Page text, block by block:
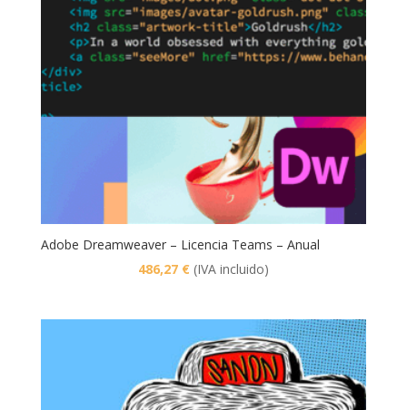
Adobe Dreamweaver – Licencia Teams – Anual
486,27 € (IVA incluido)